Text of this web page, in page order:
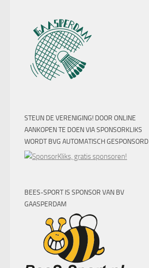
STEUN DE VERENIGING! DOOR ONLINE
AANKOPEN TE DOEN VIA SPONSORKLIKS
WORDT BVG AUTOMATISCH GESPONSORD
BEES-SPORT IS SPONSOR VAN BV
GAASPERDAM